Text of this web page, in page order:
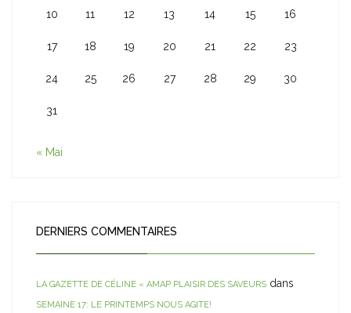
10 11 12 13 14 15 16
17 18 19 20 21 22 23
24 25 26 27 28 29 30
31
« Mai
DERNIERS COMMENTAIRES
LA GAZETTE DE CÉLINE « AMAP PLAISIR DES SAVEURS dans
SEMAINE 17: LE PRINTEMPS NOUS AGITE!